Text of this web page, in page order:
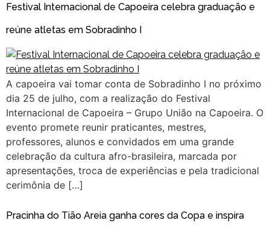
Festival Internacional de Capoeira celebra graduação e
reúne atletas em Sobradinho I
A capoeira vai tomar conta de Sobradinho I no próximo
dia 25 de julho, com a realização do Festival
Internacional de Capoeira – Grupo União na Capoeira. O
evento promete reunir praticantes, mestres,
professores, alunos e convidados em uma grande
celebração da cultura afro-brasileira, marcada por
apresentações, troca de experiências e pela tradicional
cerimônia de […]
Pracinha do Tião Areia ganha cores da Copa e inspira